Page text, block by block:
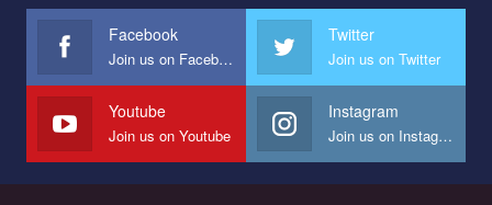
представляющий программу развития организации.
Мы просим вас поддержать нас и помочь нам реализовать
наш план по борьбе с насилием и дискриминацией на почве
СОГИ в Украине.
Все, что вам нужно сделать - это зайти на наш канал YouTube
Facebook
Join us on Facebook
Twitter
Join us on Twitter
Youtube
Join us on Youtube
Instagram
Join us on Instagram